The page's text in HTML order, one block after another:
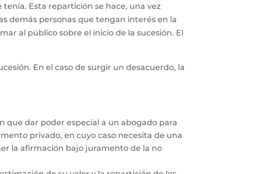
Esta repartición se hace, una vez
demás personas que tengan interés en la
al público sobre el inicio de la sucesión. El
En el caso de surgir un desacuerdo, la
que dar poder especial a un abogado para
privado, en cuyo caso necesita de una
la afirmación bajo juramento de la no